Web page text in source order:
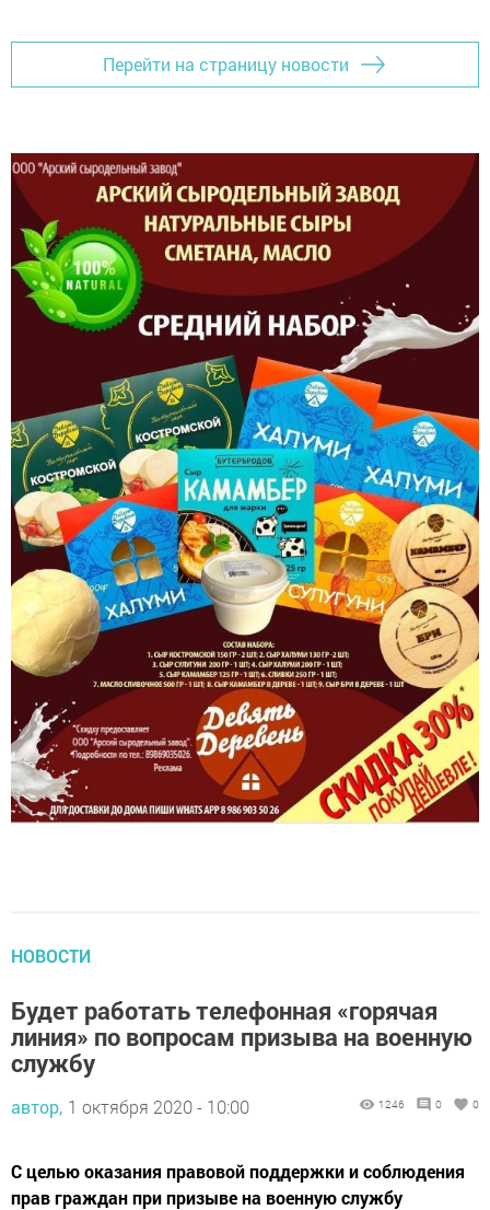
Перейти на страницу новости
НОВОСТИ
Будет работать телефонная «горячая
линия» по вопросам призыва на военную
службу
автор, 1 октября 2020 - 10:00 1246 0 0
С целью оказания правовой поддержки и соблюдения
прав граждан при призыве на военную службу